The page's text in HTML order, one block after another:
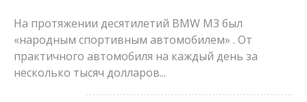
На протяжении десятилетий BMW M3 был
«народным спортивным автомобилем» . От
практичного автомобиля на каждый день за
несколько тысяч долларов...